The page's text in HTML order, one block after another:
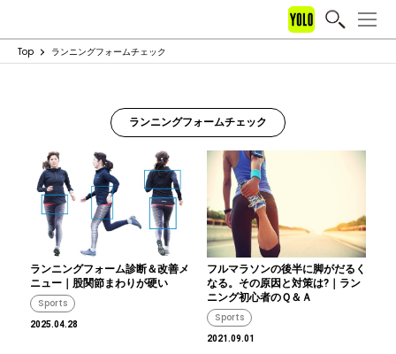
Top ランニングフォームチェック
ランニングフォームチェック
ランニングフォーム診断＆改善メ
ニュー｜股関節まわりが硬い
Sports
2025.04.28
フルマラソンの後半に脚がだるく
なる。その原因と対策は?｜ラン
ニング初心者のＱ＆Ａ
Sports
2021.09.01